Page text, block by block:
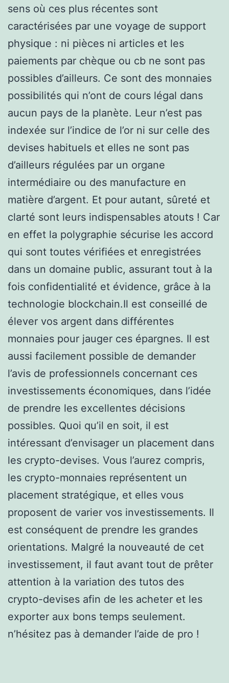
sens où ces plus récentes sont
caractérisées par une voyage de support
physique : ni pièces ni articles et les
paiements par chèque ou cb ne sont pas
possibles d’ailleurs. Ce sont des monnaies
possibilités qui n’ont de cours légal dans
aucun pays de la planète. Leur n’est pas
indexée sur l’indice de l’or ni sur celle des
devises habituels et elles ne sont pas
d’ailleurs régulées par un organe
intermédiaire ou des manufacture en
matière d’argent. Et pour autant, sûreté et
clarté sont leurs indispensables atouts ! Car
en effet la polygraphie sécurise les accord
qui sont toutes vérifiées et enregistrées
dans un domaine public, assurant tout à la
fois confidentialité et évidence, grâce à la
technologie blockchain.Il est conseillé de
élever vos argent dans différentes
monnaies pour jauger ces épargnes. Il est
aussi facilement possible de demander
l’avis de professionnels concernant ces
investissements économiques, dans l’idée
de prendre les excellentes décisions
possibles. Quoi qu’il en soit, il est
intéressant d’envisager un placement dans
les crypto-devises. Vous l’aurez compris,
les crypto-monnaies représentent un
placement stratégique, et elles vous
proposent de varier vos investissements. Il
est conséquent de prendre les grandes
orientations. Malgré la nouveauté de cet
investissement, il faut avant tout de prêter
attention à la variation des tutos des
crypto-devises afin de les acheter et les
exporter aux bons temps seulement.
n’hésitez pas à demander l’aide de pro !